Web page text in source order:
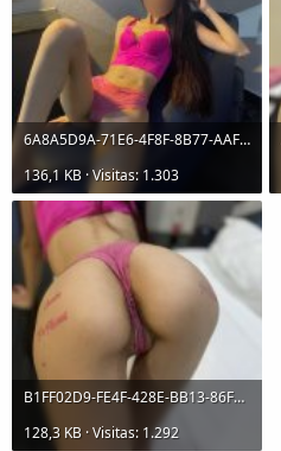
6A8A5D9A-71E6-4F8F-8B77-AAF153652F90.jpeg
136,1 KB · Visitas: 1.303
B1FF02D9-FE4F-428E-BB13-86F778B94C17.jpeg
128,3 KB · Visitas: 1.292